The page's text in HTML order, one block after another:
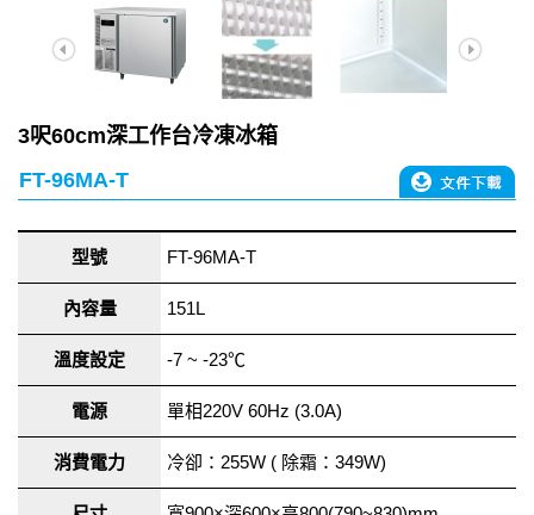
3呎60cm深工作台冷凍冰箱
FT-96MA-T
型號 FT-96MA-T
內容量 151L
溫度設定 -7 ~ -23℃
電源 單相220V 60Hz (3.0A)
消費電力 冷卻：255W ( 除霜：349W)